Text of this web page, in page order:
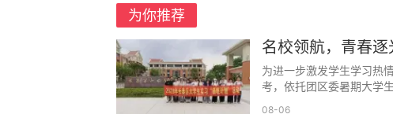
越是临近高考，孩子越需要安静、松弛、不
二、不打扰，是给孩子最好的备考环境
什么叫不打扰，不是完全不管不问，而是不
为你推荐
名校领航，青春
交流座谈会
为进一步激发学生学习热
考，依托团区委暑期大学
08-06